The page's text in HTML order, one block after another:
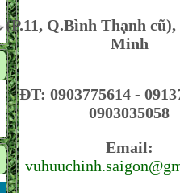
(P.11, Q.Bình Thạnh
Minh
ĐT: 0903775614 -
0903035058
Email: